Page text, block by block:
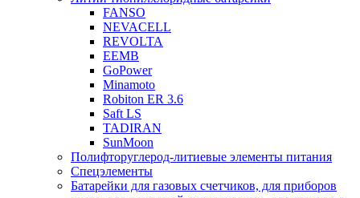
FANSO
NEVACELL
REVOLTA
EEMB
GoPower
Minamoto
Robiton ER 3.6
Saft LS
TADIRAN
SunMoon
Полифторуглерод-литиевые элементы питания
Спецэлементы
Батарейки для газовых счетчиков, для приборов